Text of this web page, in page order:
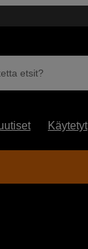
etsit?
Käytetyt